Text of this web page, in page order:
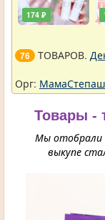
174 ₽
76 ТОВАРОВ.
Орг:
Товары -
Мы отобрали
выкупе